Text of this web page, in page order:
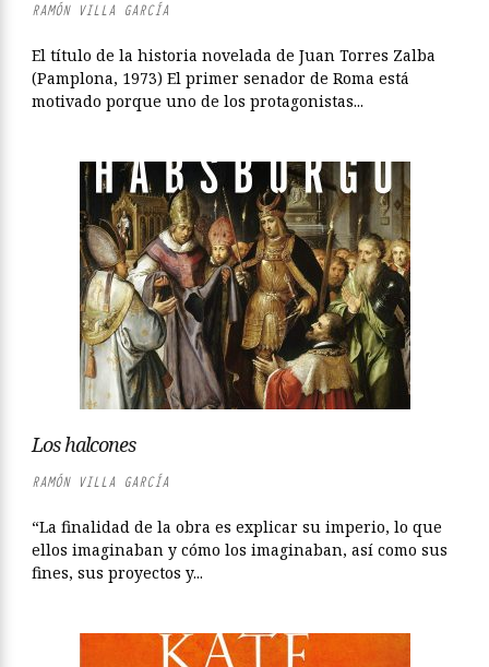
RAMÓN VILLA GARCÍA
El título de la historia novelada de Juan Torres Zalba
(Pamplona, 1973) El primer senador de Roma está
motivado porque uno de los protagonistas...
Los halcones
RAMÓN VILLA GARCÍA
“La finalidad de la obra es explicar su imperio, lo que
ellos imaginaban y cómo los imaginaban, así como sus
fines, sus proyectos y...